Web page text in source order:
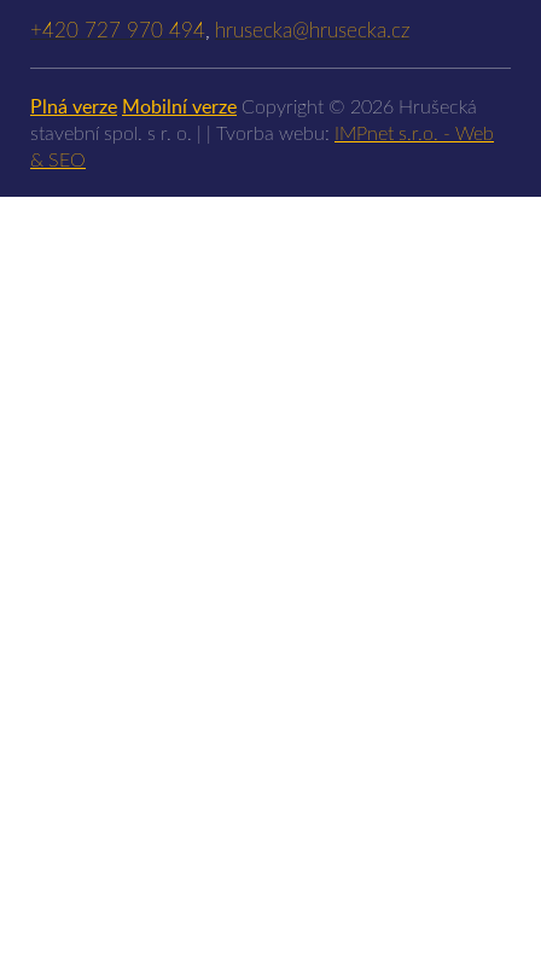
+420 727 970 494, hrusecka@hrusecka.cz
Plná verze Mobilní verze Copyright © 2026 Hrušecká
stavební spol. s r. o. | | Tvorba webu:
IMPnet s.r.o. - Web
& SEO